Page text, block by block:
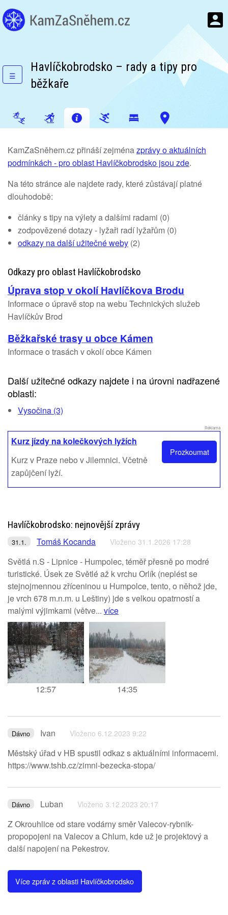
☰
Havlíčkobrodsko – rady a tipy pro
běžkaře
KamZaSněhem.cz přináší zejménazprávy o aktuálních
podmínkách - pro oblast Havlíčkobrodsko jsou zde.
Na této stránce ale najdete rady, které zůstávají platné
dlouhodobě:
články s tipy na výlety a dalšími radami (0)
zodpovězené dotazy - lyžaři radí lyžařům (0)
odkazy na další užitečné weby (2)
Odkazy pro oblast Havlíčkobrodsko
Úprava stop v okolí Havlíčkova Brodu
Informace o úpravě stop na webu Technických služeb
Havlíčkův Brod
Běžkařské trasy u obce Kámen
Informace o trasách v okolí obce Kámen
Další užitečné odkazy najdete i na úrovni nadřazené
oblasti:
Vysočina (3)
Reklama
Prozkoumat
Kurz jízdy na kolečkových lyžích
Kurz v Praze nebo v Jilemnici. Včetně
zapůjčení lyží.
Havlíčkobrodsko: nejnovější zprávy
31.1. Tomáš Kocanda Vloženo 31.1.2026 17:28
Světlá n.S - Lipnice - Humpolec, téměř přesně po modré
turistické. Úsek ze Světlé až k vrchu Orlík (neplést se
stejnojmennou zříceninou u Humpolce, tento, o něhož jde,
je vrch 678 m.n.m. u Leštiny) jde s velkou opatrností a
malými výjimkami (větve... více
12:57 14:35
Dávno Ivan Vloženo 6.12.2023 9:22
Městský úřad v HB spustil odkaz s aktuálními informacemi.
https://www.tshb.cz/zimni-bezecka-stopa/
Dávno Luban Vloženo 3.12.2023 20:17
Z Okrouhlice od stare vodárny směr Valecov-rybnik-
propopojeni na Valecov a Chlum, kde už je projektový a
další napojení na Pekestrov.
Více zpráv z oblasti Havlíčkobrodsko